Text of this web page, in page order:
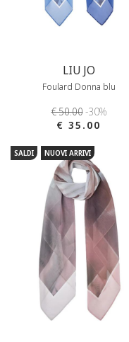
LIU JO
Foulard Donna blu
€ 50.00-30%
€ 35.00
SALDI NUOVI ARRIVI